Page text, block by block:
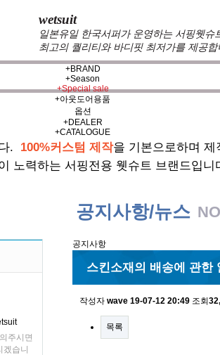
wetsuit
일본유일 한국서퍼가 운영하는 서핑웻
최고의 퀄리티와 바디핏 최저가를 제공합
+BRAND
+Season
+Special sale
+아웃도어용품
옵션
+DEALER
+CATALOGUE
는 서퍼들의 느낌과 의견를 듣고 적
. 100%커스텀 제작을 기본으로하며
노력하는 서핑전용 웻슈트 브랜드입니
주시면
습니
공지사항/뉴스
공지사항
스킨소재의 배송에 관한
작성자 wave 19-07-12 20:49 조회
목록